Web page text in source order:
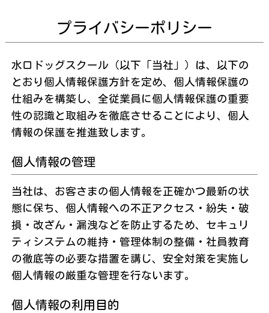
プライバシーポリシー
水口ドッグスクール（以下「当社」）は、以下の
とおり個人情報保護方針を定め、個人情報保護の
仕組みを構築し、全従業員に個人情報保護の重要
性の認識と取組みを徹底させることにより、個人
情報の保護を推進致します。
個人情報の管理
当社は、お客さまの個人情報を正確かつ最新の状
態に保ち、個人情報への不正アクセス・紛失・破
損・改ざん・漏洩などを防止するため、セキュリ
ティシステムの維持・管理体制の整備・社員教育
の徹底等の必要な措置を講じ、安全対策を実施し
個人情報の厳重な管理を行ないます。
個人情報の利用目的